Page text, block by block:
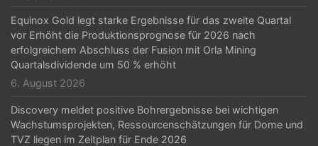
Equinox Gold legt starke Ergebnisse für das zweite Quartal
vor Erhöht die Produktionsprognose für 2026 nach
erfolgreichem Abschluss der Fusion mit Orla Mining
Quartalsdividende um 50 % erhöht
6. August 2026
Discovery meldet positive Bohrergebnisse bei wichtigen
Wachstumsprojekten, Ressourcenschätzungen für Dome und
TVZ liegen im Zeitplan für Ende 2026